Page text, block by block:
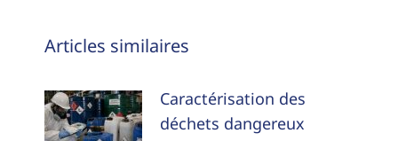
Navigation
article
Articles similaires
Caractérisation des
déchets dangereux